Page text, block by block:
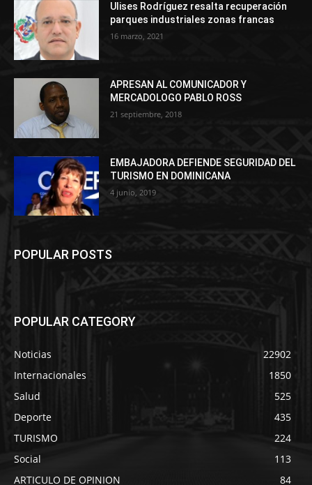
Ulises Rodríguez resalta recuperación
parques industriales zonas francas
16 marzo, 2021
APRESAN AL COMUNICADOR Y
MERCADOLOGO PABLO ROSS
21 septiembre, 2018
EMBAJADORA DEFIENDE SEGURIDAD DEL
TURISMO EN DOMINICANA
4 junio, 2019
POPULAR POSTS
POPULAR CATEGORY
Noticias
22902
Internacionales
1850
Salud
525
Deporte
435
TURISMO
224
Social
113
ARTICULO DE OPINION
84